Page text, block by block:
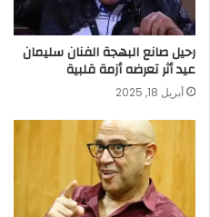
رحيل صانع البهجة الفنان سليمان
عيد أثر تعرضه أزمة قلبية
أبريل 18, 2025